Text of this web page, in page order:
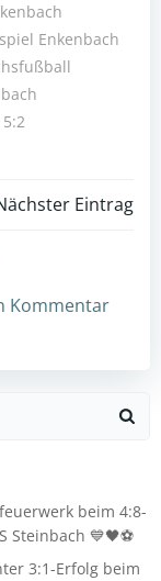
Enkenbach
5:2
Eintrag
Kommentar
beim 4:8-
Steinbach 💙🖤⚽
3:1-Erfolg beim